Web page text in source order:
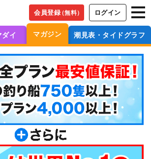
会員登録（無料） ログイン
ダイ マガジン 潮見表・タイドグラフ